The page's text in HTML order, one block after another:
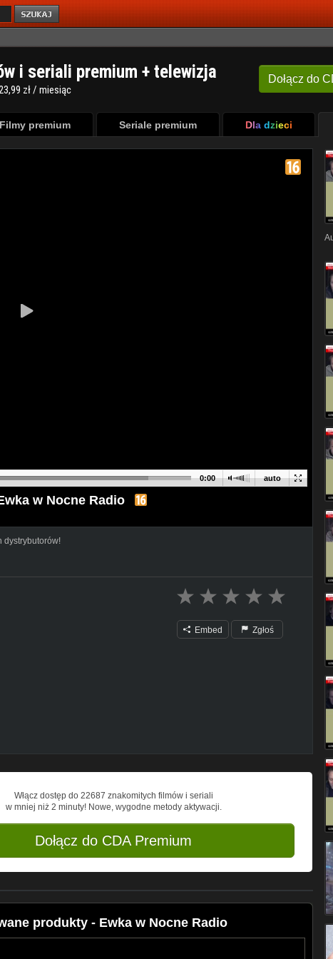
Dołącz do
i seriali premium + telewizja
zł / miesiąc
Filmy premium Seriale premium Dla dzieci
auto
0:00
w Nocne Radio
dystrybutorów!
Embed Zgłoś
Włącz dostęp do 22687 znakomitych filmów i seriali
w mniej niż 2 minuty! Nowe, wygodne metody aktywacji.
Dołącz do CDA Premium
produkty - Ewka w Nocne Radio